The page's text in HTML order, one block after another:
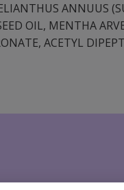
ANNUUS
OIL, MENTHA
ACETYL